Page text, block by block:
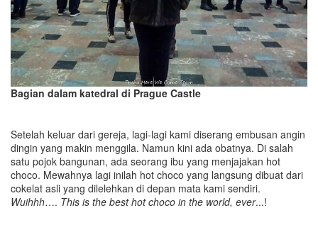
Bagian dalam katedral di Prague Castle
Setelah keluar dari gereja, lagi-lagi kami diserang embusan angin
dingin yang makin menggila. Namun kini ada obatnya. Di salah
satu pojok bangunan, ada seorang ibu yang menjajakan hot
choco. Mewahnya lagi inilah hot choco yang langsung dibuat dari
cokelat asli yang dilelehkan di depan mata kami sendiri.
Wuihhh…. This is the best hot choco in the world, ever...!